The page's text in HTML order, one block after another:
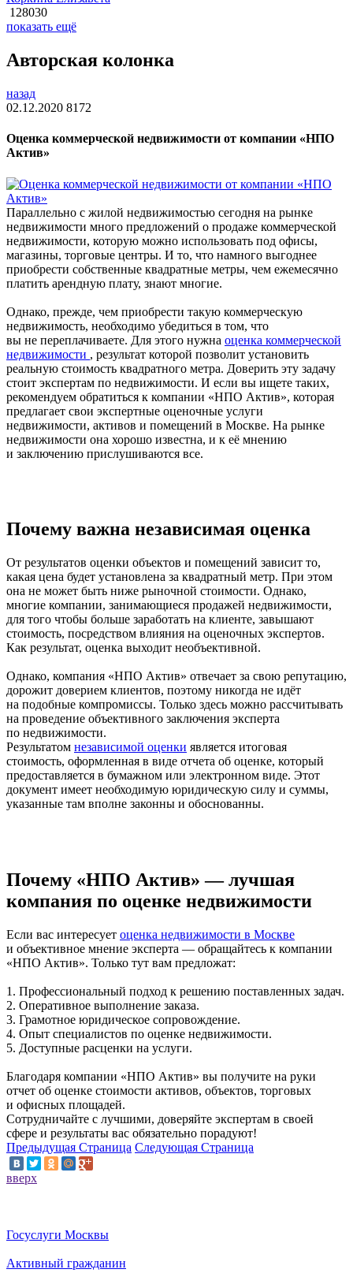
128030
показать ещё
Авторская колонка
назад
02.12.2020 8172
Оценка коммерческой недвижимости от компании «НПО
Актив»
Параллельно с жилой недвижимостью сегодня на рынке
недвижимости много предложений о продаже коммерческой
недвижимости, которую можно использовать под офисы,
магазины, торговые центры. И то, что намного выгоднее
приобрести собственные квадратные метры, чем ежемесячно
платить арендную плату, знают многие.
Однако, прежде, чем приобрести такую коммерческую
недвижимость, необходимо убедиться в том, что
вы не переплачиваете. Для этого нужна оценка коммерческой
недвижимости , результат которой позволит установить
реальную стоимость квадратного метра. Доверить эту задачу
стоит экспертам по недвижимости. И если вы ищете таких,
рекомендуем обратиться к компании «НПО Актив», которая
предлагает свои экспертные оценочные услуги
недвижимости, активов и помещений в Москве. На рынке
недвижимости она хорошо известна, и к её мнению
и заключению прислушиваются все.
Почему важна независимая оценка
От результатов оценки объектов и помещений зависит то,
какая цена будет установлена за квадратный метр. При этом
она не может быть ниже рыночной стоимости. Однако,
многие компании, занимающиеся продажей недвижимости,
для того чтобы больше заработать на клиенте, завышают
стоимость, посредством влияния на оценочных экспертов.
Как результат, оценка выходит необъективной.
Однако, компания «НПО Актив» отвечает за свою репутацию,
дорожит доверием клиентов, поэтому никогда не идёт
на подобные компромиссы. Только здесь можно рассчитывать
на проведение объективного заключения эксперта
по недвижимости.
Результатом независимой оценки является итоговая
стоимость, оформленная в виде отчета об оценке, который
предоставляется в бумажном или электронном виде. Этот
документ имеет необходимую юридическую силу и суммы,
указанные там вполне законны и обоснованны.
Почему «НПО Актив» — лучшая
компания по оценке недвижимости
Если вас интересует оценка недвижимости в Москве
и объективное мнение эксперта — обращайтесь к компании
«НПО Актив». Только тут вам предложат:
1. Профессиональный подход к решению поставленных задач.
2. Оперативное выполнение заказа.
3. Грамотное юридическое сопровождение.
4. Опыт специалистов по оценке недвижимости.
5. Доступные расценки на услуги.
Благодаря компании «НПО Актив» вы получите на руки
отчет об оценке стоимости активов, объектов, торговых
и офисных площадей.
Сотрудничайте с лучшими, доверяйте экспертам в своей
сфере и результаты вас обязательно порадуют!
Предыдущая Страница Следующая Страница
вверх
Госуслуги Москвы
Активный гражданин